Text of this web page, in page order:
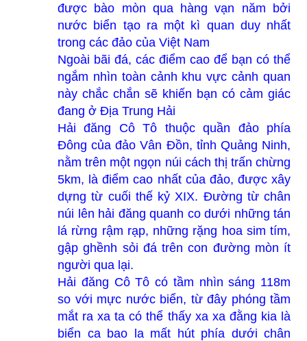
được bào mòn qua hàng vạn năm bởi
nước biển tạo ra một kì quan duy nhất
trong các đảo của Việt Nam
Ngoài bãi đá, các điểm cao để bạn có thể
ngắm nhìn toàn cảnh khu vực cảnh quan
này chắc chắn sẽ khiến bạn có cảm giác
đang ở Địa Trung Hải
Hải đăng Cô Tô thuộc quần đảo phía
Đông của đảo Vân Đồn, tỉnh Quảng Ninh,
nằm trên một ngọn núi cách thị trấn chừng
5km, là điểm cao nhất của đảo, được xây
dựng từ cuối thế kỷ XIX. Đường từ chân
núi lên hải đăng quanh co dưới những tán
lá rừng rậm rạp, những rặng hoa sim tím,
gập ghềnh sỏi đá trên con đường mòn ít
người qua lại.
Hải đăng Cô Tô có tầm nhìn sáng 118m
so với mực nước biển, từ đây phóng tầm
mắt ra xa ta có thể thấy xa xa đằng kia là
biển ca bao la mất hút phía dưới chân